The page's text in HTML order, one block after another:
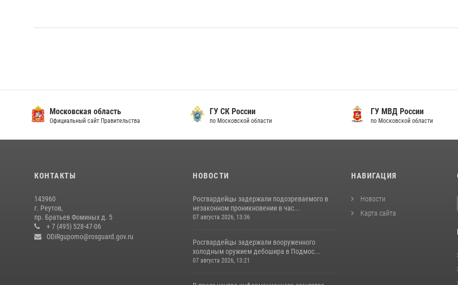
Московская область
Официальный сайт Правительства
ГУ СК России
по Московской области
ГУ МВД России
по Московской области
КОНТАКТЫ
143960
г. Реутов,
пр. Братьев Фоминых д. 5
+ 7 (495) 528-47-06
ODiRgupomo@rosguard.gov.ru
НОВОСТИ
Росгвардейцы задержали подозреваемого в
незаконном проникновении в час...
07 августа 2026, 13:36
Росгвардейцы задержали вооруженного
холодным оружием дебошира в Подмос...
07 августа 2026, 13:21
НАВИГАЦИЯ
Новости
Карта сайта